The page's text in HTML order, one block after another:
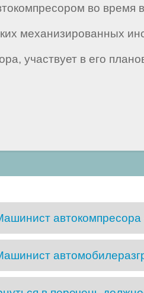
во время
механизированных
участвует в его
автокомпресора